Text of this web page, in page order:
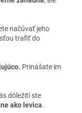
načúvať jeho
trafiť do
Prinášate im
dôležití ste
ako levica.